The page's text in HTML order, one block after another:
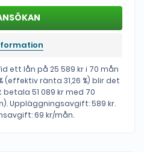
ett lån på 25 589 kr i 70 mån
(effektiv ränta 31,26 %) blir det
51 089 kr med 70
Uppläggningsavgift: 589 kr.
69 kr/mån.